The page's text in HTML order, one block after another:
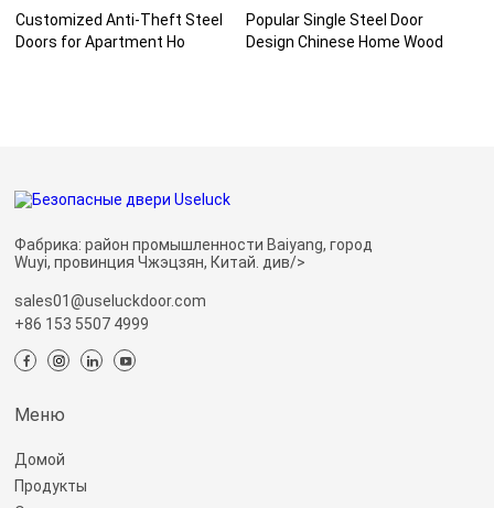
Customized Anti-Theft Steel
Doors for Apartment Ho
Popular Single Steel Door
Design Chinese Home Wood
Фабрика: район промышленности Baiyang, город
Wuyi, провинция Чжэцзян, Китай. див/>
sales01@useluckdoor.com
+86 153 5507 4999
Меню
Домой
Продукты